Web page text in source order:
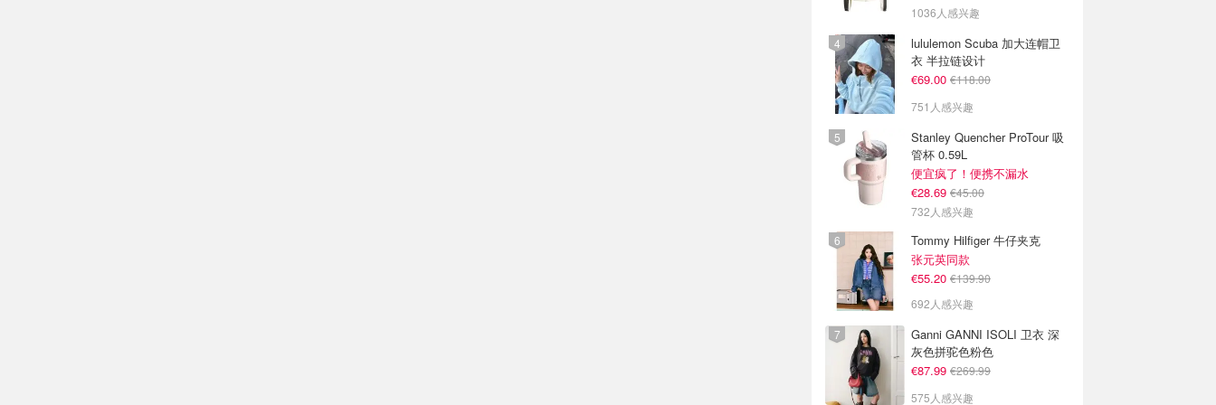
1036人感兴趣
lululemon Scuba 加大连帽卫
衣 半拉链设计
€69.00 €118.00
751人感兴趣
Stanley Quencher ProTour 吸
管杯 0.59L
便宜疯了！便携不漏水
€28.69 €45.00
732人感兴趣
Tommy Hilfiger 牛仔夹克
张元英同款
€55.20 €139.90
692人感兴趣
Ganni GANNI ISOLI 卫衣 深
灰色拼驼色粉色
€87.99 €269.99
575人感兴趣